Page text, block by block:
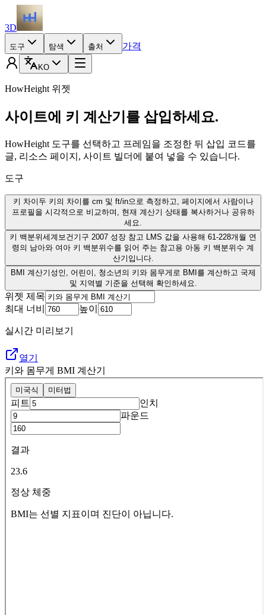
3D
도구 탐색 출처 가격
KO
HowHeight 위젯
사이트에 키 계산기를 삽입하세요.
HowHeight 도구를 선택하고 프레임을 조정한 뒤 삽입 코드를
글, 리소스 페이지, 사이트 빌더에 붙여 넣을 수 있습니다.
도구
키 차이 두 키의 차이를 cm 및 ft/in으로 측정하고, 페이지에서 사람이나
프로필을 시각적으로 비교하며, 현재 계산기 상태를 복사하거나 공유하
세요.
키 백분위세계보건기구 2007 성장 참고 LMS 값을 사용해 61-228개월 연
령의 남아와 여아 키 백분위수를 읽어 주는 참고용 아동 키 백분위수 계
산기입니다.
BMI 계산기 성인, 어린이, 청소년의 키와 몸무게로 BMI를 계산하고 국제
및 지역별 기준을 선택해 확인하세요.
위젯 제목
최대 너비
높이
실시간 미리보기
열기
키와 몸무게 BMI 계산기